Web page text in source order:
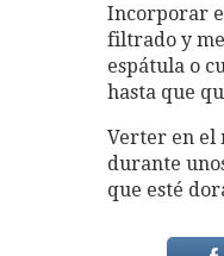
Incorporar
filtrado y
espátula o
hasta que
Verter en el
durante
que esté